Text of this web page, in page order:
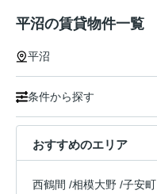
平沼の賃貸物件一覧
平沼
条件から探す
おすすめのエリア
西鶴間 /相模大野 /子安町